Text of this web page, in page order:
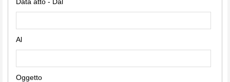
Al
Oggetto